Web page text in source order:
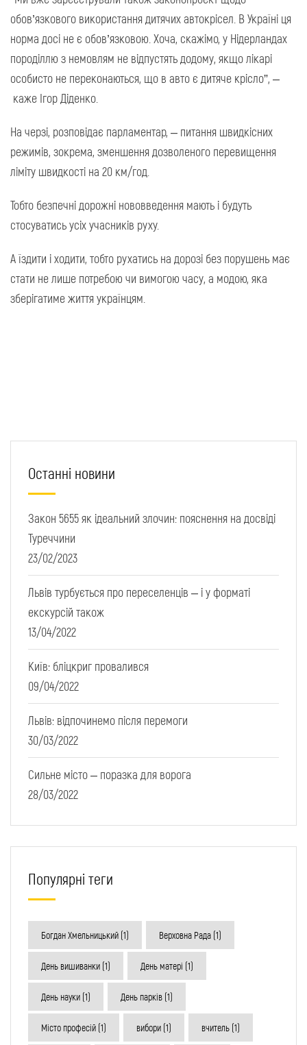
обов’язкового використання дитячих автокрісел. В Україні ця
норма досі не є обов’язковою. Хоча, скажімо, у Нідерландах
породіллю з немовлям не відпустять додому, якщо лікарі
особисто не переконаються, що в авто є дитяче крісло”, –
каже Ігор Діденко.
На черзі, розповідає парламентар, – питання швидкісних
режимів, зокрема, зменшення дозволеного перевищення
ліміту швидкості на 20 км/год.
Тобто безпечні дорожні нововведення мають і будуть
стосуватись усіх учасників руху.
А їздити і ходити, тобто рухатись на дорозі без порушень має
стати не лише потребою чи вимогою часу, а модою, яка
зберігатиме життя українцям.
Останні новини
Закон 5655 як ідеальний злочин: пояснення на досвіді
Туреччини
23/02/2023
Львів турбується про переселенців – і у форматі
екскурсій також
13/04/2022
Київ: бліцкриг провалився
09/04/2022
Львів: відпочинемо після перемоги
30/03/2022
Сильне місто – поразка для ворога
28/03/2022
Популярні теги
Богдан Хмельницький (1) Верховна Рада (1)
День вишиванки (1) День матері (1)
День науки (1) День парків (1)
Місто професій (1) вибори (1) вчитель (1)